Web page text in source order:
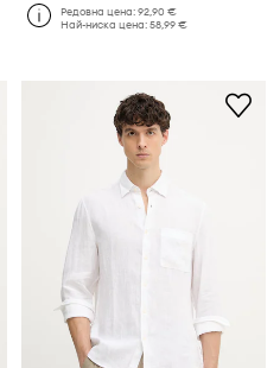
Редовна цена:92,90 €
Най-ниска цена:58,99 €